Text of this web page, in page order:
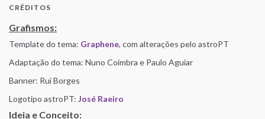
CRÉDITOS
Grafismos:
Template do tema: Graphene, com alterações pelo astroPT
Adaptação do tema: Nuno Coimbra e Paulo Aguiar
Banner: Rui Borges
Logotipo astroPT: José Raeiro
Ideia e Conceito: